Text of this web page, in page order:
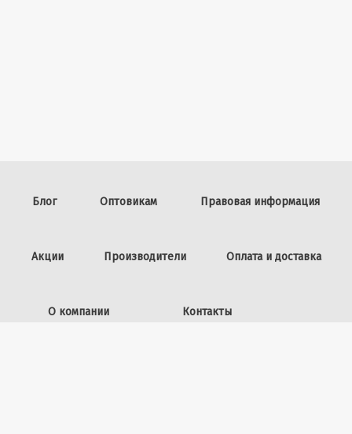
Блог Оптовикам Правовая информация
Акции Производители Оплата и доставка
О компании Контакты